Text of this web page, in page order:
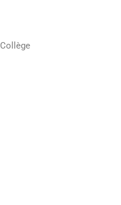
Collège